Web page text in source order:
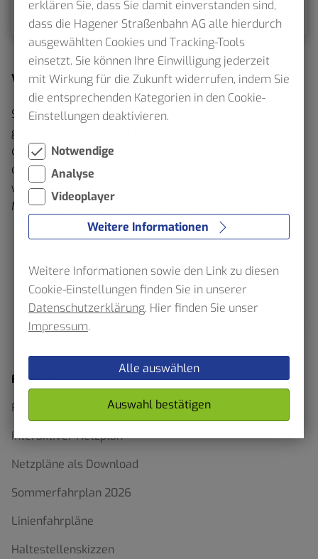
Kündigungsantrag herunterladen
Verlust des SchokoTickets
Sollte das SchokoTicket verloren gehen, können Sie
gegen eine Gebühr von 10,00 Euro eine neue Chipkarte
des Tickets bei dem Verkehrsunternehmen erhalten, bei
dem Sie das Abo abgeschlossen haben. Bei einem
weiteren Verlust der Chipkarte innerhalb von 12
Monaten wird eine Gebühr von 20,00 Euro erhoben.
Fahrplan
Fahrplanauskunft
Interaktiver Netzplan
Netzpläne als Download
Sommerfahrplan 2026
Linienfahrpläne
Haltestellenskizzen
erklären Sie, dass Sie damit einverstanden sind,
dass die Hagener Straßenbahn AG alle hierdurch
ausgewählten Cookies und Tracking-Tools
einsetzt. Sie können Ihre Einwilligung jederzeit
mit Wirkung für die Zukunft widerrufen, indem Sie
die entsprechenden Kategorien in den Cookie-
Einstellungen deaktivieren.
Notwendige
Analyse
Videoplayer
Weitere Informationen
Weitere Informationen sowie den Link zu diesen
Cookie-Einstellungen finden Sie in unserer
Datenschutzerklärung. Hier finden Sie unser
Impressum.
Alle auswählen
Auswahl bestätigen